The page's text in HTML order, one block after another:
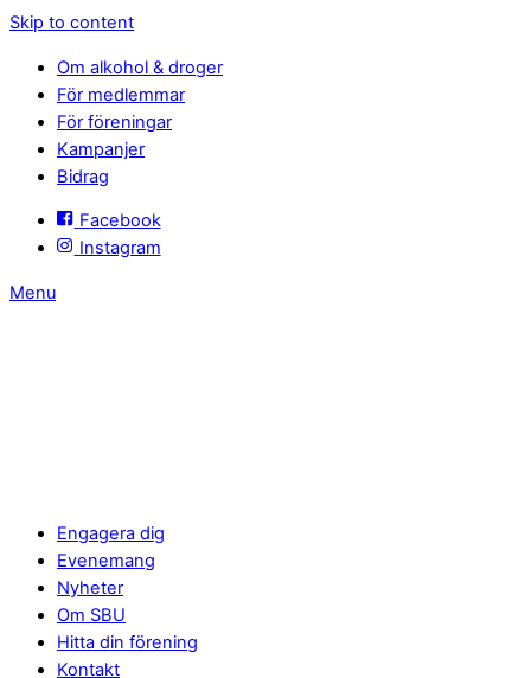
Skip to content
Om alkohol & droger
För medlemmar
För föreningar
Kampanjer
Bidrag
Facebook
Instagram
Menu
Engagera dig
Evenemang
Nyheter
Om SBU
Hitta din förening
Kontakt